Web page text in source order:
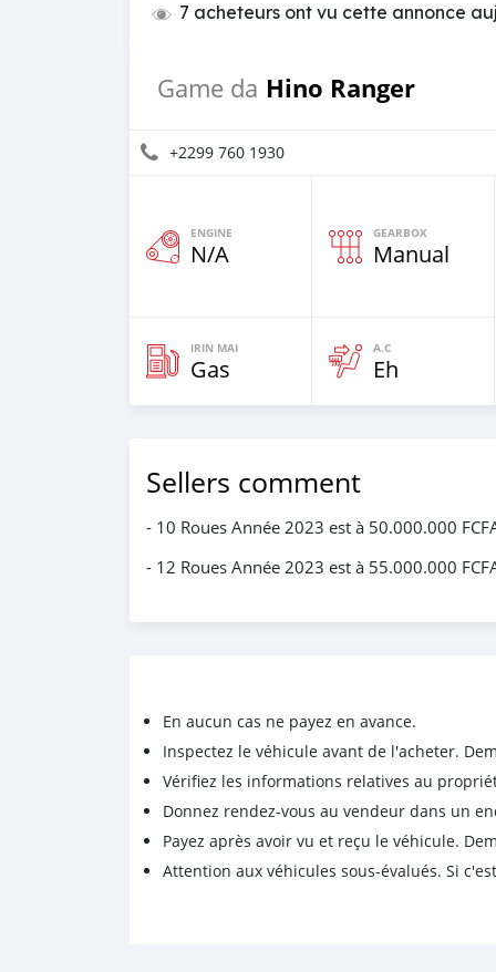
7 acheteurs ont vu cette annonce
Game da Hino Ranger
+2299 760 1930
ENGINE
N/A
GEARBOX
Manual
IRIN MAI
Gas
A.C
Eh
Sellers comment
- 10 Roues Année 2023 est à 50.000.000
- 12 Roues Année 2023 est à 55.000.000
En aucun cas ne payez en avance.
Inspectez le véhicule avant de l'acheter.
Vérifiez les informations relatives au
Donnez rendez-vous au vendeur dans un
Payez après avoir vu et reçu le véhicule.
Attention aux véhicules sous-évalués. Si